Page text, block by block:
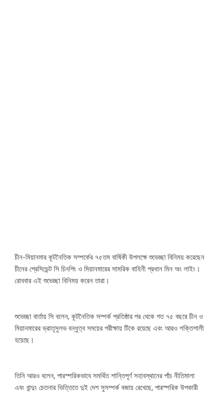
চীন-মিয়ানমার কূটনৈতিক সম্পর্কের ৭৫তম বার্ষিকী উপলক্ষে শুভেচ্ছা বিনিময় করেছেন
চীনের প্রেসিডেন্ট সি চিনপিং ও মিয়ানমারের সামরিক বাহিনী প্রধান মিন অং লাইং।
রোববার এই শুভেচ্ছা বিনিময় করেন তারা।
শুভেচ্ছা বার্তায় সি বলেন, কূটনৈতিক সম্পর্ক প্রতিষ্ঠার পর থেকে গত ৭৫ বছরে চীন ও
মিয়ানমারের ভ্রাতৃসুলভ বন্ধুত্ব সময়ের পরীক্ষায় টিকে রয়েছে এবং আরও শক্তিশালী
হয়েছে।
তিনি আরও বলেন, পারস্পরিকভাবে সমর্থিত শান্তিপূর্ণ সহাবস্থানের পাঁচ নীতিমালা
এবং বান্দুং চেতনার ভিত্তিতে দুই দেশ সুসম্পর্ক বজায় রেখেছে, পারস্পরিক উপকারী